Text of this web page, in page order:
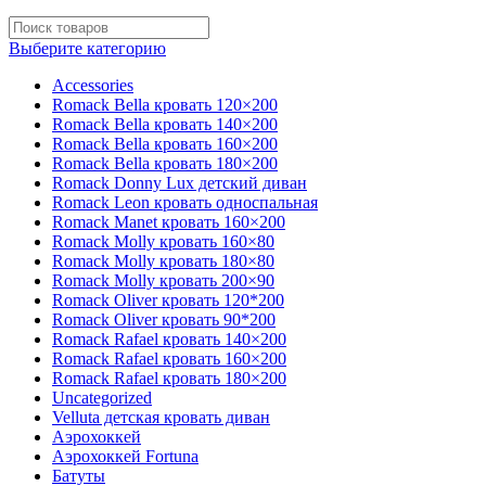
Выберите категорию
Accessories
Romack Bella кровать 120×200
Romack Bella кровать 140×200
Romack Bella кровать 160×200
Romack Bella кровать 180×200
Romack Donny Lux детский диван
Romack Leon кровать односпальная
Romack Manet кровать 160×200
Romack Molly кровать 160×80
Romack Molly кровать 180×80
Romack Molly кровать 200×90
Romack Oliver кровать 120*200
Romack Oliver кровать 90*200
Romack Rafael кровать 140×200
Romack Rafael кровать 160×200
Romack Rafael кровать 180×200
Uncategorized
Velluta детская кровать диван
Аэрохоккей
Аэрохоккей Fortuna
Батуты